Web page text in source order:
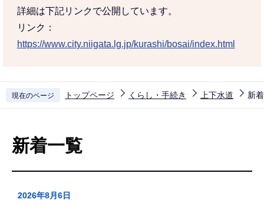
詳細は下記リンクで公開しています。
リンク：
https://www.city.niigata.lg.jp/kurashi/bosai/index.html
現在のページ トップページ くらし・手続き 上下水道 新
新着一覧
2026年8月6日